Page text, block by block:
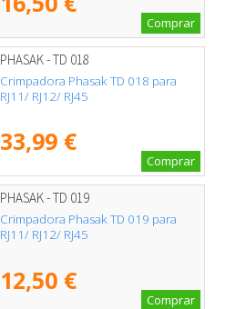
Comprar
PHASAK - TD 018
Crimpadora Phasak TD 018 para
RJ11/ RJ12/ RJ45
33,99 €
Comprar
PHASAK - TD 019
Crimpadora Phasak TD 019 para
RJ11/ RJ12/ RJ45
12,50 €
Comprar